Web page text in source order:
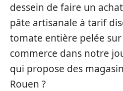
dessein de faire un
pâte artisanale à tarif
tomate entière pelée
commerce dans notre
qui propose des
Rouen ?